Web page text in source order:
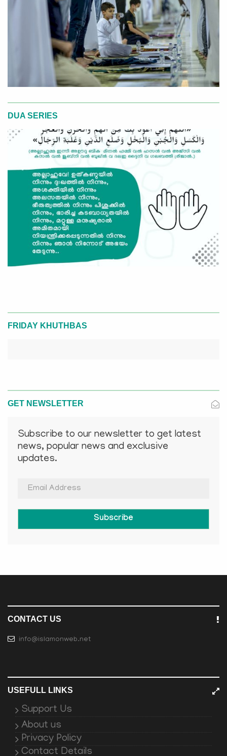
DUA SERIES
FRIDAY KHUTHBAS
GET NEWSLETTER
Subscribe to our newsletter to get latest
news, popular news and exclusive
updates.
Subscribe
CONTACT US
info@islamonweb.net
USEFULL LINKS
Support Us
About us
Privacy Policy
Contact Details